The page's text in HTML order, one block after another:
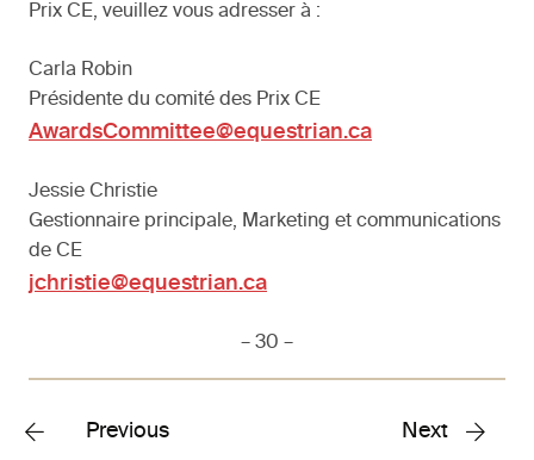
Prix CE, veuillez vous adresser à :
Carla Robin
Présidente du comité des Prix CE
AwardsCommittee@equestrian.ca
Jessie Christie
Gestionnaire principale, Marketing et communications
de CE
jchristie@equestrian.ca
– 30 –
Previous Next